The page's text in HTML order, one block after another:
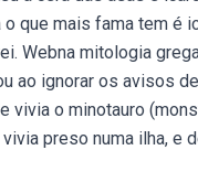
que mais fama tem é
Webna mitologia
ao ignorar os avisos
vivia o minotauro
preso numa ilha,